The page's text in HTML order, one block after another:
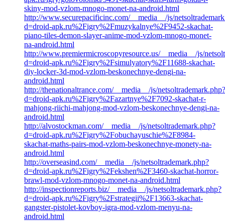
skiny-mod-vzlom-mnogo-monet-na-android.html
http://www.securepacificinc.com/__media__/js/
d=droid-apk.ru%2Figry%2Fmuzykalnye%2F9452-skachat-
piano-tiles-demon-slayer-anime-mod-vzlom-mnogo-monet-
na-android.html
http://www.premiermicroscopyresource.us/__media__/js/
d=droid-apk.ru%2Figry%2Fsimulyatory%2F11688-skachat-
diy-locker-3d-mod-vzlom-beskonechnye-dengi-na-
android.html
http://thenationaltrance.com/__media__/js/netsoltrademark.php?
d=droid-apk.ru%2Figry%2Fazartnye%2F7092-skachat-r-
mahjong-riichi-mahjong-mod-vzlom-beskonechnye-dengi-na-
android.html
http://alvostockman.com/__media__/js/netsoltrademark.php?
d=droid-apk.ru%2Figry%2Fobuchayuschie%2F8984-
skachat-maths-pairs-mod-vzlom-beskonechnye-monety-na-
android.html
http://overseasind.com/__media__/js/netsoltrademark.php?
d=droid-apk.ru%2Figry%2Fekshen%2F3460-skachat-horror-
brawl-mod-vzlom-mnogo-monet-na-android.html
http://inspectionreports.biz/__media__/js/netsoltrademark.php?
d=droid-apk.ru%2Figry%2Fstrategii%2F13663-skachat-
gangster-pistolet-kovboy-igra-mod-vzlom-menyu-na-
android.html